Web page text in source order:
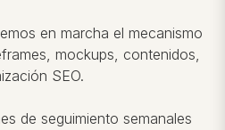
en marcha el mecanismo
mockups, contenidos,
SEO.
de seguimiento semanales